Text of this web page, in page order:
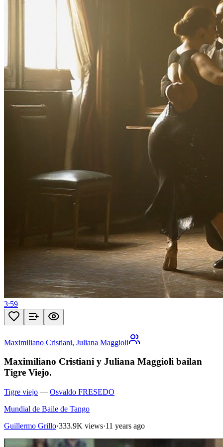
3:59
Maximiliano Cristiani, Juliana Maggioli
Maximiliano Cristiani y Juliana Maggioli bailan
Tigre Viejo.
Tigre viejo — Osvaldo FRESEDO
Mundial de Baile de Tango
Guillermo Grillo·333.9K views·11 years ago